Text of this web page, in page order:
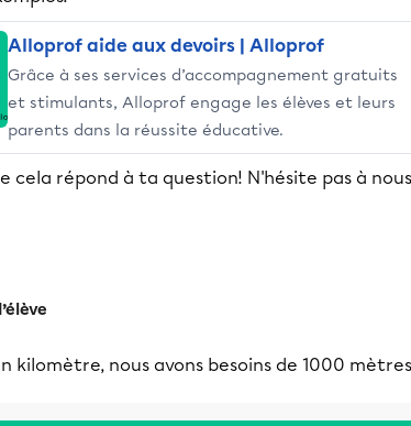
Alloprof aide aux devoirs | Alloprof
Grâce à ses services d’accompagnement gratuits
et stimulants, Alloprof engage les élèves et leurs
parents dans la réussite éducative.
cela répond à ta question! N'hésite pas à nous
kilomètre, nous avons besoins de 1000